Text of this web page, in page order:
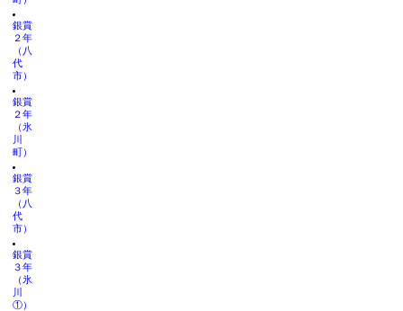
銀賞
２年
（八
代
市）
銀賞
２年
（氷
川
町）
銀賞
３年
（八
代
市）
銀賞
３年
（氷
川
①）